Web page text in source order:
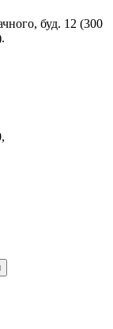
буд. 12 (300